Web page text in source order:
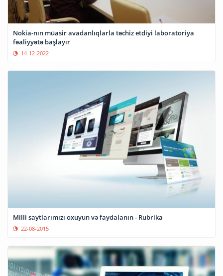
Nokia-nın müasir avadanlıqlarla təchiz etdiyi laboratoriya
fəaliyyətə başlayır
14-12-2022
Milli saytlarımızı oxuyun və faydalanın - Rubrika
22-08-2015